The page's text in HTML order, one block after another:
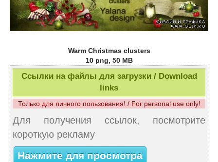
Warm Christmas clusters
10 png, 50 MB
Ссылки на файлы для загрузки / Download
links
Только для личного пользования! / For personal use only!
Для получения ссылок, посмотрите
короткую рекламу
Нажмите для просмотра